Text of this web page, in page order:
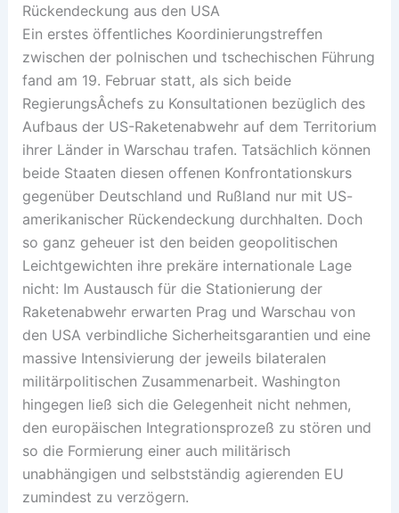
Rückendeckung aus den USA
Ein erstes öffentliches Koordinierungstreffen
zwischen der polnischen und tschechischen Führung
fand am 19. Februar statt, als sich beide
RegierungsÂ­chefs zu Konsultationen bezüglich des
Aufbaus der US-Raketenabwehr auf dem Territorium
ihrer Länder in Warschau trafen. Tatsächlich können
beide Staaten diesen offenen Konfrontationskurs
gegenüber Deutschland und Rußland nur mit US-
amerikanischer Rückendeckung durchhalten. Doch
so ganz geheuer ist den beiden geopolitischen
Leichtgewichten ihre prekäre internationale Lage
nicht: Im Austausch für die Stationierung der
Raketenabwehr erwarten Prag und Warschau von
den USA verbindliche Sicherheitsgarantien und eine
massive Intensivierung der jeweils bilateralen
militärpolitischen Zusammenarbeit. Washington
hingegen ließ sich die Gelegenheit nicht nehmen,
den europäischen Integrationsprozeß zu stören und
so die Formierung einer auch militärisch
unabhängigen und selbstständig agierenden EU
zumindest zu verzögern.